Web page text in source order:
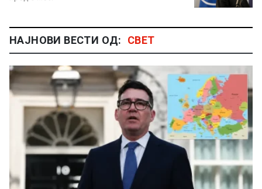
НАЈНОВИ ВЕСТИ ОД: СВЕТ